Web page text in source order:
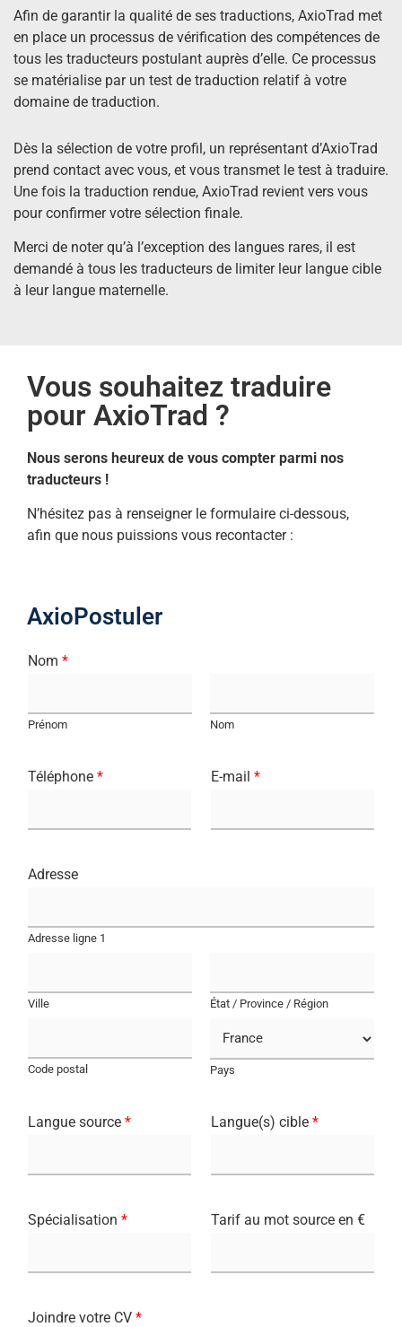
Vous souhaitez traduire
pour AxioTrad ?
Nous serons heureux de vous compter parmi nos
traducteurs !
N’hésitez pas à renseigner le formulaire ci-dessous,
afin que nous puissions vous recontacter :
AxioPostuler
Nom *
Prénom Nom
Téléphone * E-mail *
Adresse
Adresse ligne 1
Ville État / Province / Région
Code postal Pays
Langue source * Langue(s) cible *
Spécialisation * Tarif au mot source en €
Joindre votre CV *
Afin de garantir la qualité de ses traductions, AxioTrad met
en place un processus de vérification des compétences de
tous les traducteurs postulant auprès d’elle. Ce processus
se matérialise par un test de traduction relatif à votre
domaine de traduction.
Dès la sélection de votre profil, un représentant d’AxioTrad
prend contact avec vous, et vous transmet le test à traduire.
Une fois la traduction rendue, AxioTrad revient vers vous
pour confirmer votre sélection finale.
Merci de noter qu’à l’exception des langues rares, il est
demandé à tous les traducteurs de limiter leur langue cible
à leur langue maternelle.